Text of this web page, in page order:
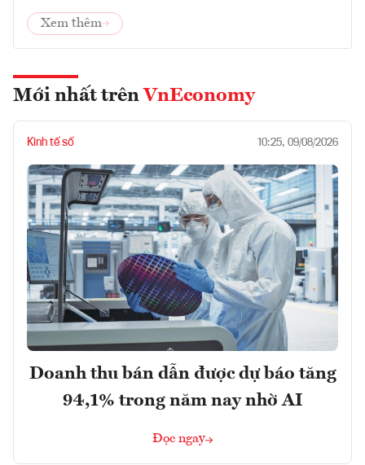
Xem thêm
Mới nhất trên VnEconomy
Kinh tế số 10:25, 09/08/2026
Doanh thu bán dẫn được dự báo tăng
94,1% trong năm nay nhờ AI
Đọc ngay